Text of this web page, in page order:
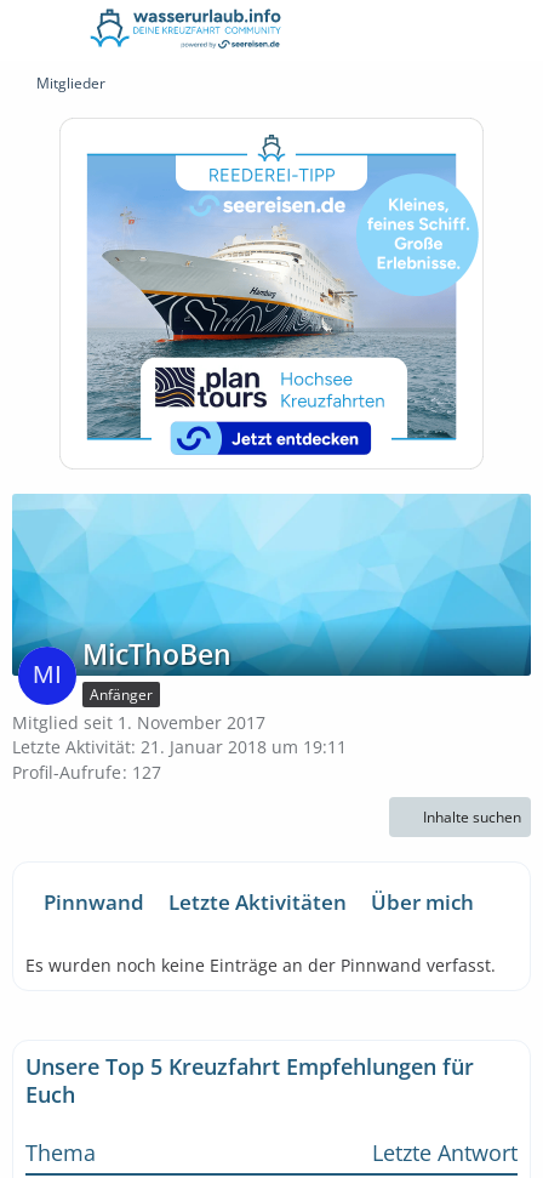
Mitglieder
MicThoBen
Anfänger
Mitglied seit 1. November 2017
Letzte Aktivität: 21. Januar 2018 um 19:11
Profil-Aufrufe 127
Inhalte suchen
Pinnwand Letzte Aktivitäten Über mich
Es wurden noch keine Einträge an der Pinnwand verfasst.
Unsere Top 5 Kreuzfahrt Empfehlungen für
Euch
Thema
Letzte Antwort